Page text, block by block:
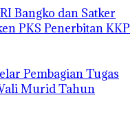
Bangko dan Satker
PKS Penerbitan KKP
Pembagian Tugas
Murid Tahun